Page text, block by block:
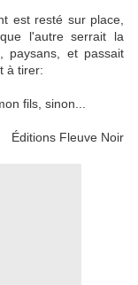
est resté sur place,
l'autre serrait la
paysans, et passait
à tirer:
fils, sinon...
Éditions Fleuve Noir